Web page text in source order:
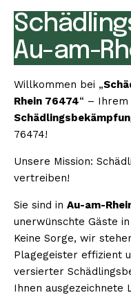
Au-am-
Willkommen bei „
Rhein 76474“ – Ihrem
76474!
Unsere Mission:
vertreiben!
Sie sind in Au-am-
unerwünschte Gäste
Keine Sorge, wir
Plagegeister effizient
versierter
Ihnen ausgezeichnete